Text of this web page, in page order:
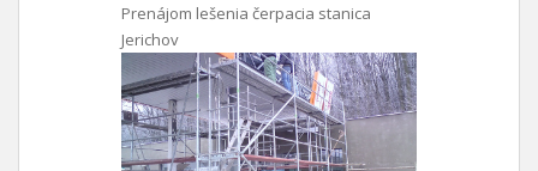
Prenájom lešenia čerpacia stanica
Jerichov